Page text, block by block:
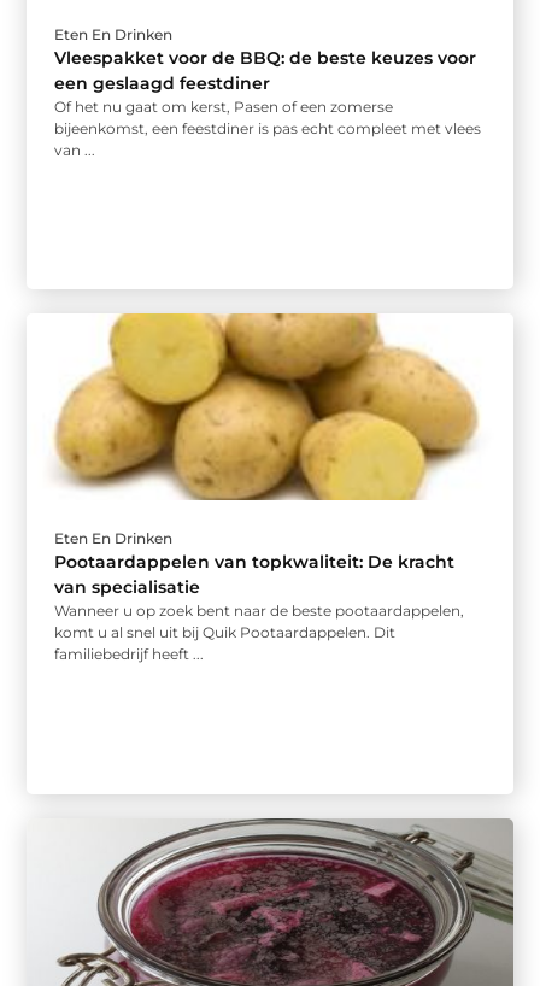
Eten En Drinken
Vleespakket voor de BBQ: de beste keuzes voor
een geslaagd feestdiner
Of het nu gaat om kerst, Pasen of een zomerse
bijeenkomst, een feestdiner is pas echt compleet met vlees
van ...
Eten En Drinken
Pootaardappelen van topkwaliteit: De kracht
van specialisatie
Wanneer u op zoek bent naar de beste pootaardappelen,
komt u al snel uit bij Quik Pootaardappelen. Dit
familiebedrijf heeft ...